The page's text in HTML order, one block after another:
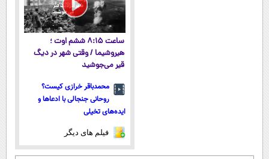
ساعت ۸:۱۵ ششم اوت ؛
هیروشیما / وقتی شهر در دیگ
قیر می‌جوشید
محمدباقر خرازی کیست؟
روحانی جنجالی با ادعاها و
ایده‌های تخیلی
فیلم های دیگر